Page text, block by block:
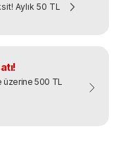
Aylık 50 TL
500 TL